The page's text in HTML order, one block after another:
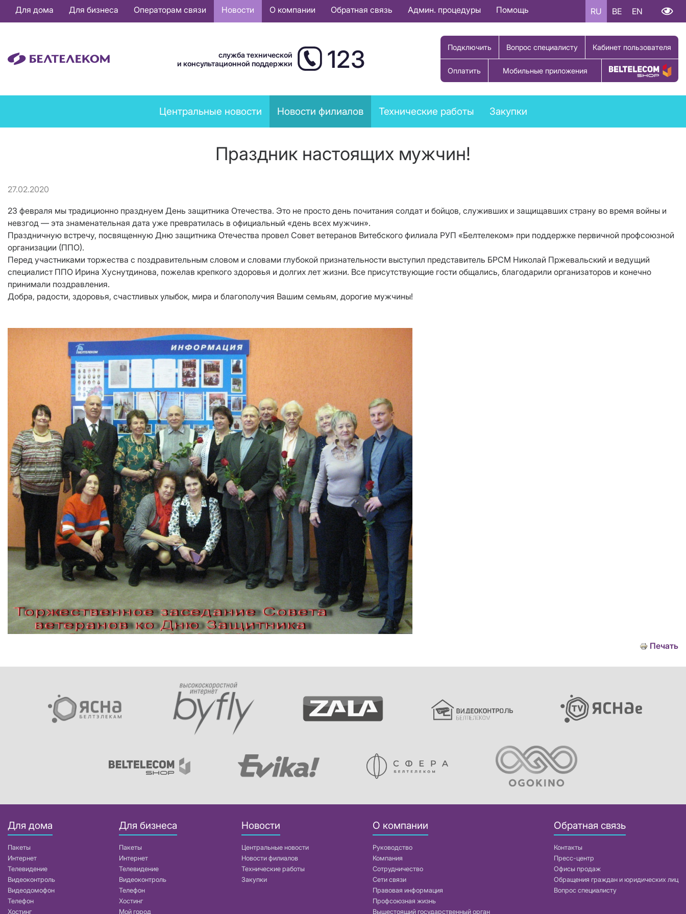
Основная
навигация
Для дома Для бизнеса Операторам связи Новости О компании Обратная связь Админ. процедуры Помощь RU BE EN
служба технической
и консультационной поддержки
123 Подключить Вопрос специалисту Кабинет пользователя
Оплатить Мобильные приложения Купить товар
News
menu
Центральные новости Новости филиалов Технические работы Закупки
Праздник настоящих мужчин!
27.02.2020
23 февраля мы традиционно празднуем День защитника Отечества. Это не просто день почитания солдат и бойцов, служивших и защищавших страну во время войны и
невзгод — эта знаменательная дата уже превратилась в официальный «день всех мужчин».
Праздничную встречу, посвященную Дню защитника Отечества провел Совет ветеранов Витебского филиала РУП «Белтелеком» при поддержке первичной профсоюзной
организации (ППО).
Перед участниками торжества с поздравительным словом и словами глубокой признательности выступил представитель БРСМ Николай Пржевальский и ведущий
специалист ППО Ирина Хуснутдинова, пожелав крепкого здоровья и долгих лет жизни. Все присутствующие гости общались, благодарили организаторов и конечно
принимали поздравления.
Добра, радости, здоровья, счастливых улыбок, мира и благополучия Вашим семьям, дорогие мужчины!
Печать
Для дома
Пакеты
Интернет
Телевидение
Видеоконтроль
Видеодомофон
Телефон
Хостинг
Для бизнеса
Пакеты
Интернет
Телевидение
Видеоконтроль
Телефон
Хостинг
Мой город
Новости
Центральные новости
Новости филиалов
Технические работы
Закупки
О компании
Руководство
Компания
Сотрудничество
Сети связи
Правовая информация
Профсоюзная жизнь
Вышестоящий государственный орган
Обратная связь
Контакты
Пресс-центр
Офисы продаж
Обращения граждан и юридических лиц
Вопрос специалисту